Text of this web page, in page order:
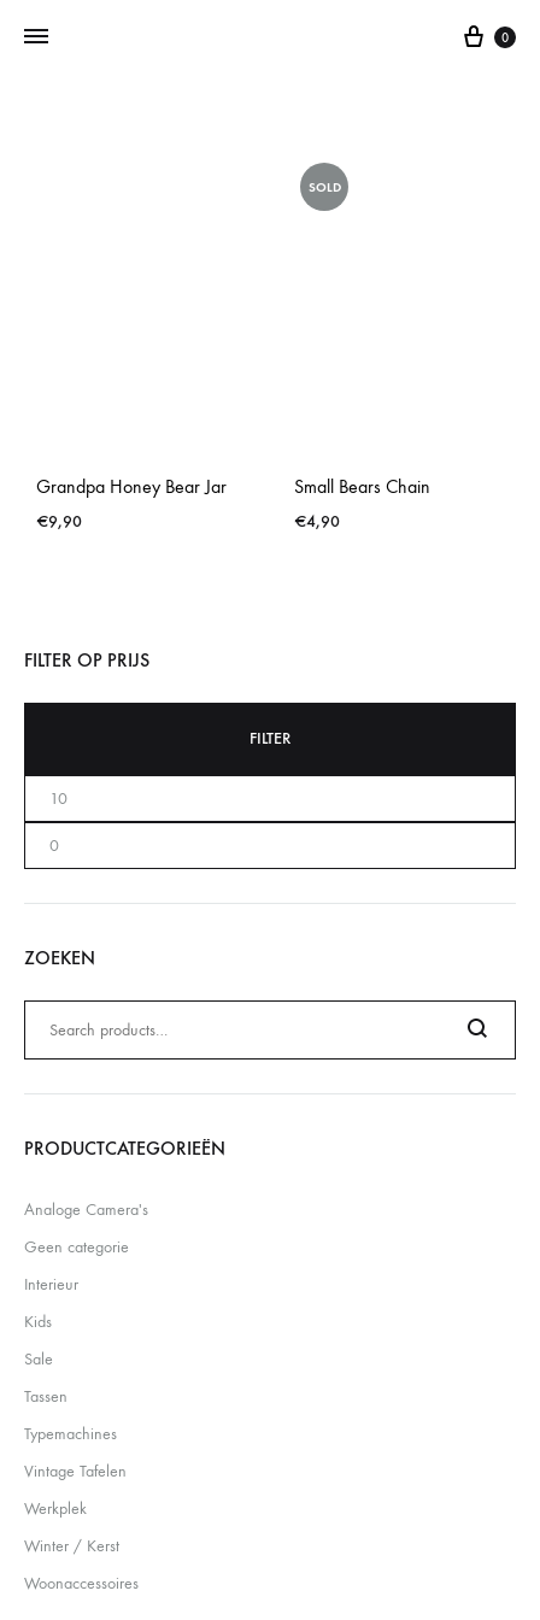
0
Grandpa Honey Bear Jar
€9,90
SOLD
Small Bears Chain
€4,90
FILTER OP PRIJS
FILTER
ZOEKEN
naar:
Search
PRODUCTCATEGORIEËN
Analoge Camera's
Geen categorie
Interieur
Kids
Sale
Tassen
Typemachines
Vintage Tafelen
Werkplek
Winter / Kerst
Woonaccessoires